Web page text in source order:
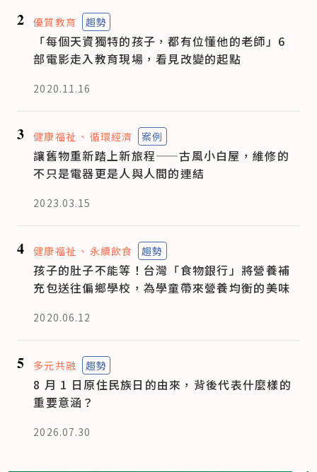
2 優質教育 趨勢
「每個天資獨特的孩子，都有位懂他的老師」6
部電影走入教育現場，看見改變的起點
2020.11.16
3 健康福祉 循環經濟 案例
讓舊物重新踏上新旅程——古風小白屋，維修的
不只是電器更是人與人間的連結
2023.03.15
4 健康福祉 永續飲食 趨勢
孩子的肚子不能等！台灣「食物銀行」將營養補
充包送往偏鄉學校，為學童帶來營養均衡的美味
2020.06.12
5 多元共融 趨勢
8 月 1 日原住民族日的由來，背後代表什麼樣的
重要意涵？
2026.07.30